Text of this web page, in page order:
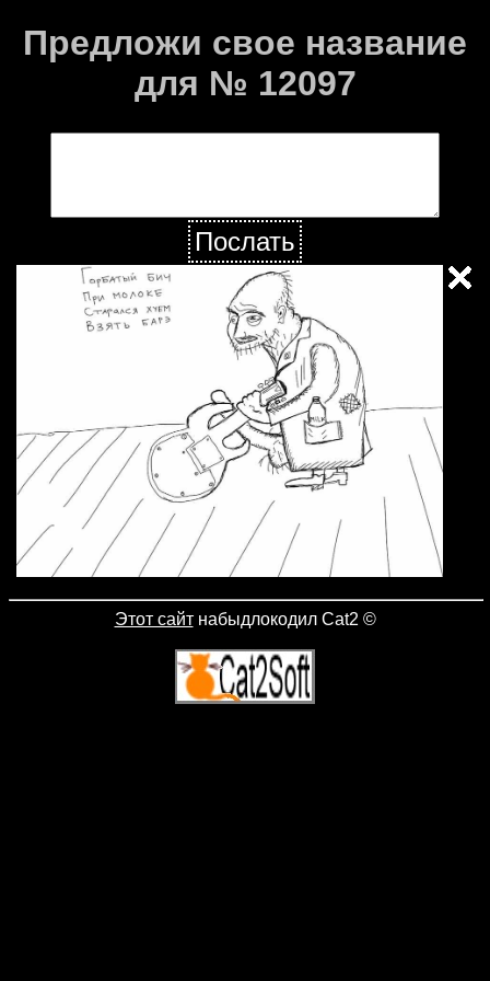
Предложи свое название
для № 12097
Послать
Этот сайтнабыдлокодил Cat2 ©